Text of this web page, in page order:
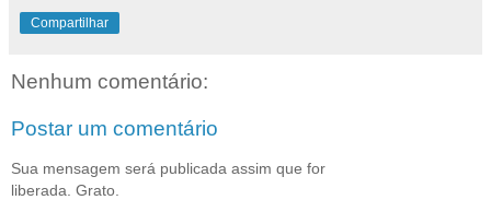
Compartilhar
Nenhum comentário:
Postar um comentário
Sua mensagem será publicada assim que for
liberada. Grato.